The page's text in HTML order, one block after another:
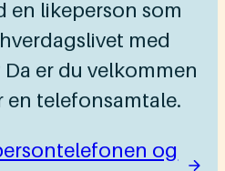
en likeperson som
med
er du velkommen
telefonsamtale.
og